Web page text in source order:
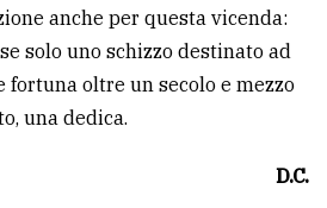
anche per questa vicenda:
solo uno schizzo destinato ad
fortuna oltre un secolo e mezzo
una dedica.
D.C.